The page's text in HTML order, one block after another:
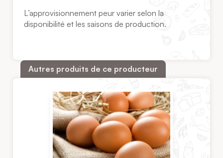
L’approvisionnement peur varier selon la
disponibilité et les saisons de production.
Autres produits de ce producteur